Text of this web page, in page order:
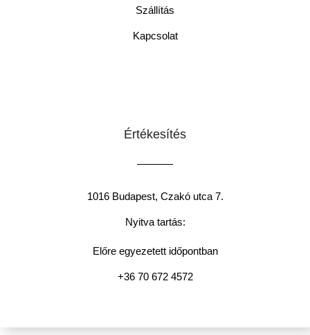
Szállítás
Kapcsolat
Értékesítés
1016 Budapest, Czakó utca 7.
Nyitva tartás:
Előre egyezetett időpontban
+36 70 672 4572